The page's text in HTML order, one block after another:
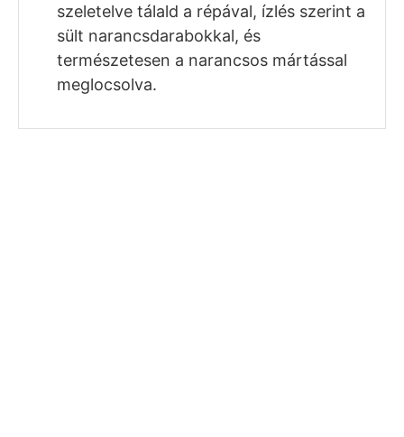
szeletelve tálald a répával, ízlés szerint a
sült narancsdarabokkal, és
természetesen a narancsos mártással
meglocsolva.